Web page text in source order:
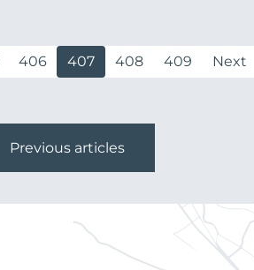
406 407 408 409 Next
Previous articles